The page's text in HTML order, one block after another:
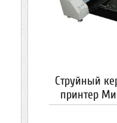
Струйный
принтер